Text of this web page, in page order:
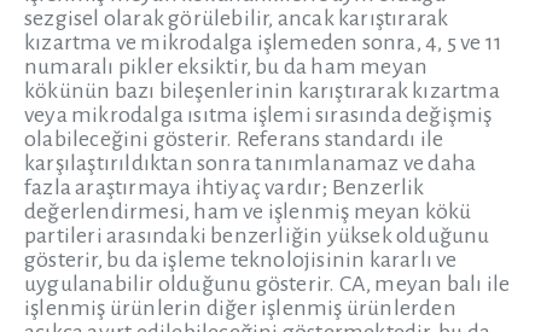
sezgisel olarak görülebilir, ancak karıştırarak
kızartma ve mikrodalga işlemeden sonra, 4, 5 ve 11
numaralı pikler eksiktir, bu da ham meyan
kökünün bazı bileşenlerinin karıştırarak kızartma
veya mikrodalga ısıtma işlemi sırasında değişmiş
olabileceğini gösterir. Referans standardı ile
karşılaştırıldıktan sonra tanımlanamaz ve daha
fazla araştırmaya ihtiyaç vardır; Benzerlik
değerlendirmesi, ham ve işlenmiş meyan kökü
partileri arasındaki benzerliğin yüksek olduğunu
gösterir, bu da işleme teknolojisinin kararlı ve
uygulanabilir olduğunu gösterir. CA, meyan balı ile
işlenmiş ürünlerin diğer işlenmiş ürünlerden